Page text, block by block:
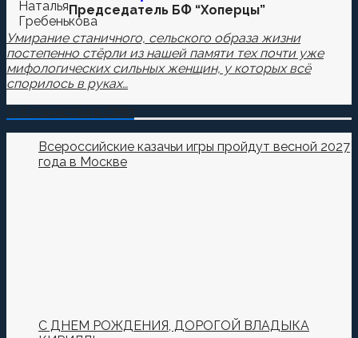
Председатель БФ “Хоперцы”
Умирание станичного, сельского образа жизни
постепенно стёрли из нашей памяти тех почти уже
мифологических сильных женщин, у которых всё
спорилось в руках…
Всероссийские казачьи игры пройдут весной 2027
года в Москве
С ДНЕМ РОЖДЕНИЯ, ДОРОГОЙ ВЛАДЫКА